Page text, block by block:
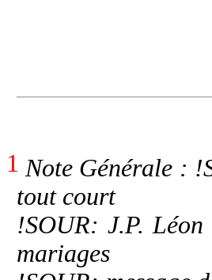
1 Note Générale :
tout court
!SOUR: J.P. Léon
mariages